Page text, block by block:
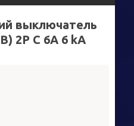
выключатель
2P С 6А 6 kA